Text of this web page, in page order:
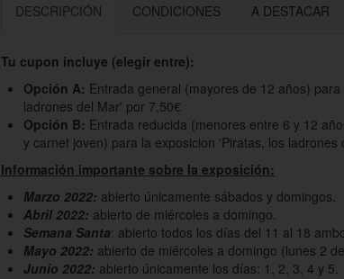
DESCRIPCIÓN CONDICIONES A DESTACAR
Tu cupon incluye (elegir entre):
Opción A: Entrada general (mayores de 12 años)
ladrones del Mar' por 7,50€
Opción B: Entrada reducida (menores entre 6 y 12
y carnet joven) para la exposicion 'Piratas, los ladrones
Información importante sobre la exposición:
Marzo 2022: abierto únicamente sábados y domingos.
Abril 2022: abierto de miércoles a domingo.
Semana Santa: abierto todos los días del 11 al 18
Mayo 2022: abierto de miércoles a domingo (lunes 2
Junio 2022: abierto únicamente los días: 1, 2, 3, 4 y 5.